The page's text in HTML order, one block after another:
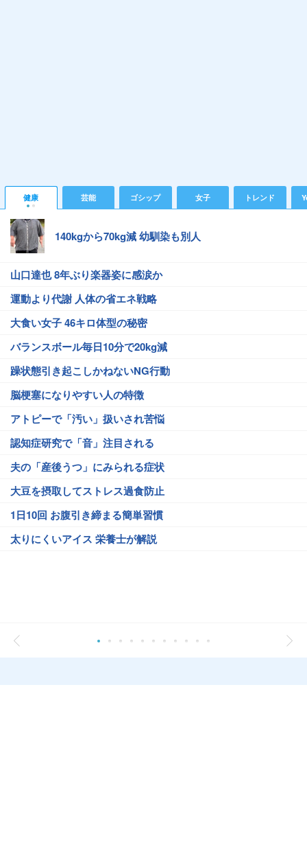
健康 芸能 ゴシップ 女子 トレンド
140kgから70kg減 幼馴染も別人
山口達也 8年ぶり楽器姿に感涙か
運動より代謝 人体の省エネ戦略
大食い女子 46キロ体型の秘密
バランスボール毎日10分で20kg減
躁状態引き起こしかねないNG行動
脳梗塞になりやすい人の特徴
アトピーで「汚い」扱いされ苦悩
認知症研究で「音」注目される
夫の「産後うつ」にみられる症状
大豆を摂取してストレス過食防止
1日10回 お腹引き締まる簡単習慣
太りにくいアイス 栄養士が解説